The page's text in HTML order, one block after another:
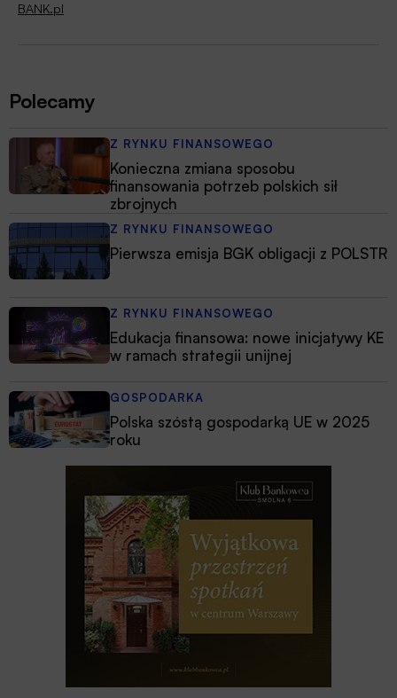
BANK.pl
Polecamy
Z RYNKU FINANSOWEGO
Konieczna zmiana sposobu
finansowania potrzeb polskich sił
zbrojnych
Z RYNKU FINANSOWEGO
Pierwsza emisja BGK obligacji z POLSTR
Z RYNKU FINANSOWEGO
Edukacja finansowa: nowe inicjatywy KE
w ramach strategii unijnej
GOSPODARKA
Polska szóstą gospodarką UE w 2025
roku